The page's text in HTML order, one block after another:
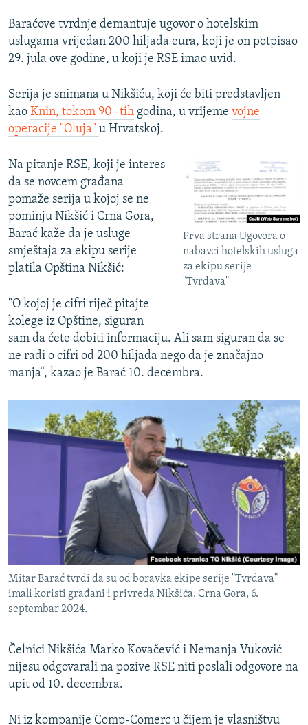
Baraćove tvrdnje demantuje ugovor o hotelskim
uslugama vrijedan 200 hiljada eura, koji je on potpisao
29. jula ove godine, u koji je RSE imao uvid.
Serija je snimana u Nikšiću, koji će biti predstavljen
kao Knin, tokom 90 -tih godina, u vrijeme vojne
operacije "Oluja" u Hrvatskoj.
Prva strana Ugovora o
nabavci hotelskih usluga
za ekipu serije
"Tvrđava"
Na pitanje RSE, koji je interes
da se novcem građana
pomaže serija u kojoj se ne
pominju Nikšić i Crna Gora,
Barać kaže da je usluge
smještaja za ekipu serije
platila Opština Nikšić:
"O kojoj je cifri riječ pitajte
kolege iz Opštine, siguran
sam da ćete dobiti informaciju. Ali sam siguran da se
ne radi o cifri od 200 hiljada nego da je značajno
manja“, kazao je Barać 10. decembra.
Mitar Barać tvrdi da su od boravka ekipe serije "Tvrđava"
imali koristi građani i privreda Nikšića. Crna Gora, 6.
septembar 2024.
Čelnici Nikšića Marko Kovačević i Nemanja Vuković
nijesu odgovarali na pozive RSE niti poslali odgovore na
upit od 10. decembra.
Ni iz kompanije Comp-Comerc u čijem je vlasništvu